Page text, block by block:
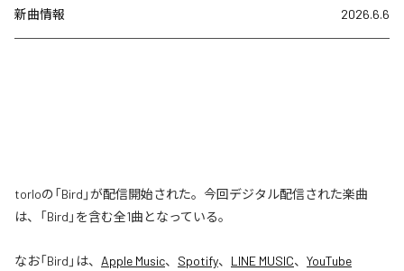
新曲情報 2026.6.6
torloの「Bird」が配信開始された。今回デジタル配信された楽曲
は、「Bird」を含む全1曲となっている。
なお「Bird 」は、 Apple Music、 Spotify、 LINE MUSIC、 YouTube